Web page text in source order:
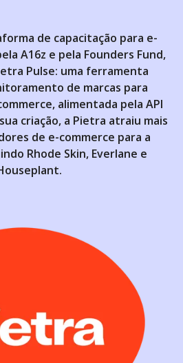
de capacitação para e-
A16z e pela Founders Fund,
Pulse: uma ferramenta
de marcas para
alimentada pela API
criação, a Pietra atraiu mais
de e-commerce para a
Rhode Skin, Everlane e